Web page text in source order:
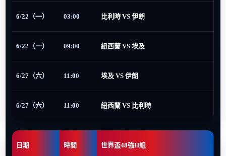
6/22（一） 03:00 比利時 VS 伊朗
6/22（一） 09:00 紐西蘭 VS 埃及
6/27（六） 11:00 埃及 VS 伊朗
6/27（六） 11:00 紐西蘭 VS 比利時
日期 時間 世界盃48強H組